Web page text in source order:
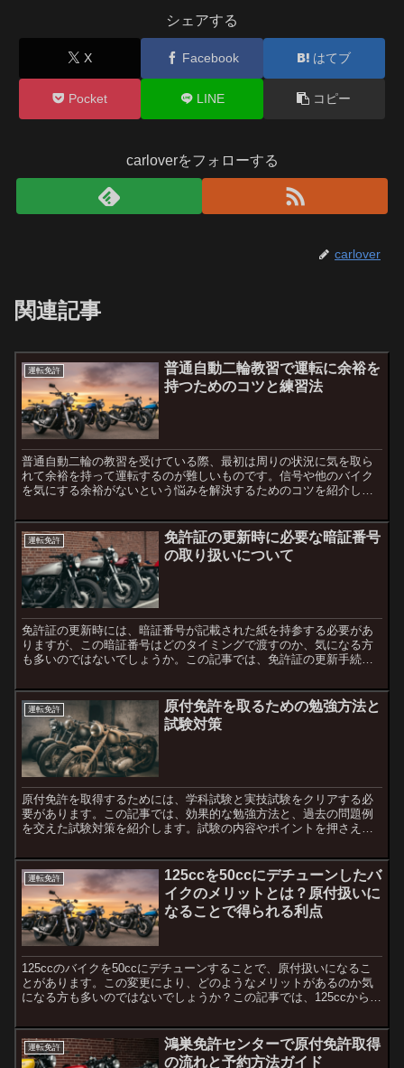
シェアする
X Facebook はてブ
Pocket LINE コピー
carloverをフォローする
carlover
関連記事
運転免許
普通自動二輪教習で運転に余裕を
持つためのコツと練習法
普通自動二輪の教習を受けている際、最初は周りの状況に気を取ら
れて余裕を持って運転するのが難しいものです。信号や他のバイク
を気にする余裕がないという悩みを解決するためのコツを紹介しま
周...
運転免許
免許証の更新時に必要な暗証番号
の取り扱いについて
免許証の更新時には、暗証番号が記載された紙を持参する必要があ
りますが、この暗証番号はどのタイミングで渡すのか、気になる方
も多いのではないでしょうか。この記事では、免許証の更新手続き
説...
運転免許
原付免許を取るための勉強方法と
試験対策
原付免許を取得するためには、学科試験と実技試験をクリアする必
要があります。この記事では、効果的な勉強方法と、過去の問題例
を交えた試験対策を紹介します。試験の内容やポイントを押さえ
学...
運転免許
125ccを50ccにデチューンしたバ
イクのメリットとは？原付扱いに
なることで得られる利点
125ccのバイクを50ccにデチューンすることで、原付扱いになるこ
とがあります。この変更により、どのようなメリットがあるのか気
になる方も多いのではないでしょうか？この記事では、125ccから
運転免許
鴻巣免許センターで原付免許取得
の流れと予約方法ガイド